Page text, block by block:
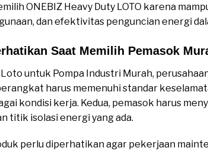
ONEBIZ Heavy Duty LOTO karena
dan efektivitas penguncian energi
Saat Memilih Pemasok
untuk Pompa Industri Murah,
harus memenuhi standar
kondisi kerja. Kedua, pemasok harus
titik isolasi energi yang ada.
perlu diperhatikan agar pekerjaan